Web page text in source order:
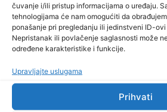
čuvanje i/ili pristup informacijama o uređaju.
tehnologijama će nam omogućiti da
ponašanje pri pregledanju ili jedinstveni ID-
Nepristanak ili povlačenje saglasnosti može
određene karakteristike i funkcije.
Upravljajte uslugama
Prihvati
godine, utvrđeno je i nadzorno
do sada nije funkcionisalo –
to obično i biva u našoj